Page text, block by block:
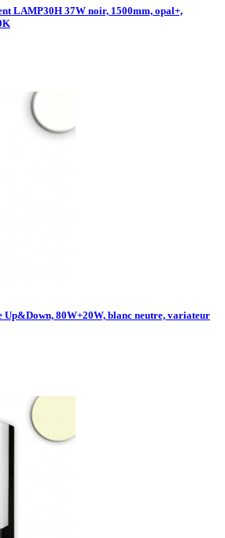
LAMP30H 37W noir, 1500mm, opal+,
80W+20W, blanc neutre, variateur